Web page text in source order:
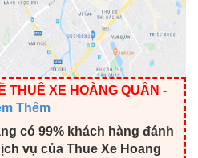
THUÊ XE HOÀNG QUÂN -
Thêm
có 99% khách hàng đánh
vụ của Thue Xe Hoang